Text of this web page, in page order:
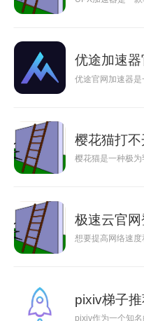
优途加速器
优途官网加速器
樱花猫打不
樱花猫是一种极
极速云官网
想要提高网络速
pixiv梯子
pixiv作为一个知